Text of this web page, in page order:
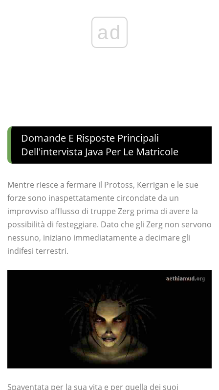
ad
Domande E Risposte Principali
Dell'intervista Java Per Le Matricole
Mentre riesce a fermare il Protoss, Kerrigan e le sue
forze sono inaspettatamente circondate da un
improvviso afflusso di truppe Zerg prima di avere la
possibilità di festeggiare. Dato che gli Zerg non servono
nessuno, iniziano immediatamente a decimare gli
indifesi terrestri.
Spaventata per la sua vita e per quella dei suoi